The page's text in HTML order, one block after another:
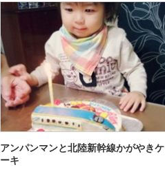
アンパンマンと北陸新幹線かがやきケ
ーキ